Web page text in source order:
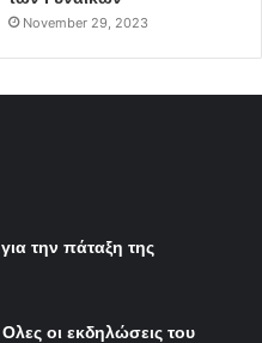
καταυλισμός Ρομά
Χαλανδρίου
November 29, 2023
την πάταξη της
οι εκδηλώσεις του